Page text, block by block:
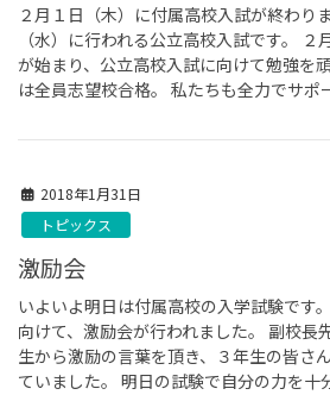
２月１日（木）に付属高校入試が終わり
（水）に行われる公立高校入試です。
が始まり、公立高校入試に向けて勉強を
は全員志望校合格。 私たちも全力でサ
2018年1月31日
トピックス
激励会
いよいよ明日は付属高校の入学試験です
向けて、激励会が行われました。 副校長
生から激励の言葉を頂き、３年生の皆さ
ていました。 明日の試験で自分の力を